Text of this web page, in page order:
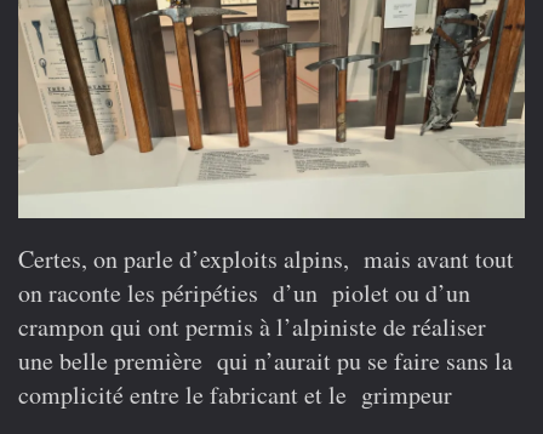
Certes, on parle d’exploits alpins, mais avant tout
on raconte les péripéties d’un piolet ou d’un
crampon qui ont permis à l’alpiniste de réaliser
une belle première qui n’aurait pu se faire sans la
complicité entre le fabricant et le grimpeur